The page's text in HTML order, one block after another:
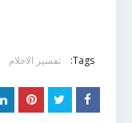
Tags: تفسير الاحلام